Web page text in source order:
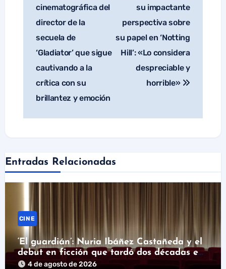
de
cinematográfica del
director de la
secuela de
‘Gladiator’ que sigue
cautivando a la
crítica con su
brillantez y emoción
su impactante
perspectiva sobre
su papel en ‘Notting
Hill’: «Lo considera
despreciable y
horrible»
Entradas Relacionadas
CINE
‘El guardián’: Nuria Ibáñez Castañeda y el
debut en ficción que tardó dos décadas en
llegar
4 de agosto de 2026